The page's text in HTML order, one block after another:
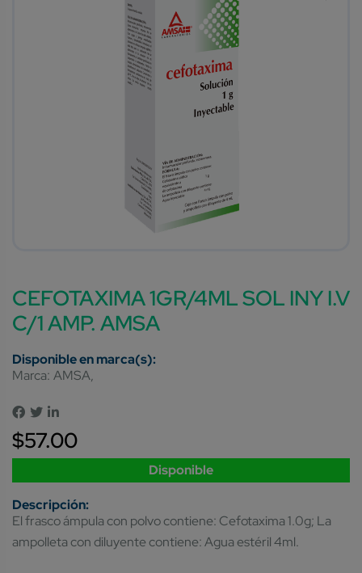
CEFOTAXIMA 1GR/4ML SOL INY I.V
C/1 AMP. AMSA
Marca: AMSA
$57.00
Disponible
El frasco ámpula con polvo contiene: Cefotaxima 1.0g; La
ampolleta con diluyente contiene: Agua estéril 4ml.